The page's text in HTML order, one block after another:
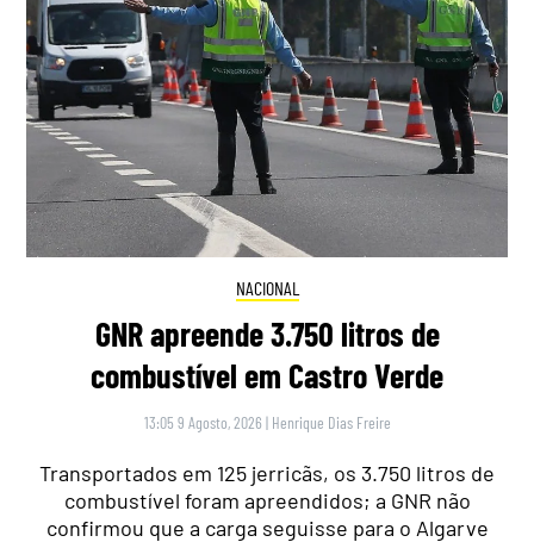
NACIONAL
GNR apreende 3.750 litros de
combustível em Castro Verde
13:05 9 Agosto, 2026 | Henrique Dias Freire
Transportados em 125 jerricãs, os 3.750 litros de
combustível foram apreendidos; a GNR não
confirmou que a carga seguisse para o Algarve